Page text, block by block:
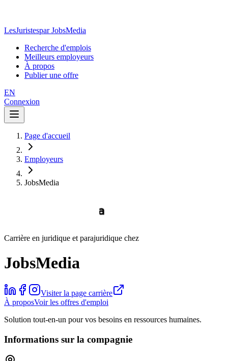
LesJuristespar JobsMedia
Recherche d'emplois
Meilleurs employeurs
À propos
Publier une offre
EN
Connexion
Page d'accueil
Employeurs
JobsMedia
Carrière en juridique et parajuridique chez
JobsMedia
Visiter la page carrière
À proposVoir les offres d'emploi
Solution tout-en-un pour vos besoins en ressources humaines.
Informations sur la compagnie